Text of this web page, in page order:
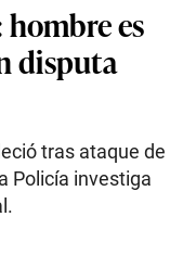
es
disputa
tras ataque de
Policía investiga